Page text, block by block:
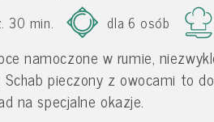
30 min.
dla 6 osób
namoczone w rumie,
Schab pieczony z owocami to
na specjalne okazje.